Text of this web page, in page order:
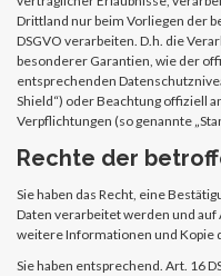
Drittland nur beim Vorliegen der
DSGVO verarbeiten. D.h. die
besonderer Garantien, wie der
entsprechenden
Shield“) oder Beachtung offiziell
Verpflichtungen (so genannte
Rechte der
Sie haben das Recht, eine
Daten verarbeitet werden und
weitere Informationen und Kopie
Sie haben entsprechend. Art. 16